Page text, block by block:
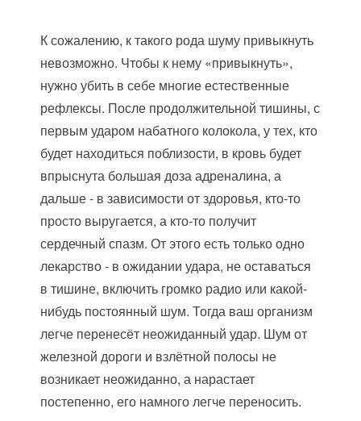
К сожалению, к такого рода шуму привыкнуть
невозможно. Чтобы к нему «привыкнуть»,
нужно убить в себе многие естественные
рефлексы. После продолжительной тишины, с
первым ударом набатного колокола, у тех, кто
будет находиться поблизости, в кровь будет
впрыснута большая доза адреналина, а
дальше - в зависимости от здоровья, кто-то
просто выругается, а кто-то получит
сердечный спазм. От этого есть только одно
лекарство - в ожидании удара, не оставаться
в тишине, включить громко радио или какой-
нибудь постоянный шум. Тогда ваш организм
легче перенесёт неожиданный удар. Шум от
железной дороги и взлётной полосы не
возникает неожиданно, а нарастает
постепенно, его намного легче переносить.